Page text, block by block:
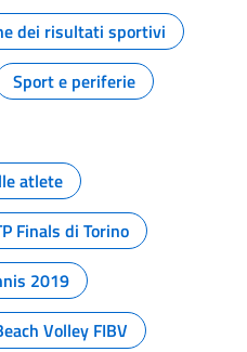
dei risultati sportivi
Sport e periferie
atlete
Finals di Torino
2019
Volley FIBV